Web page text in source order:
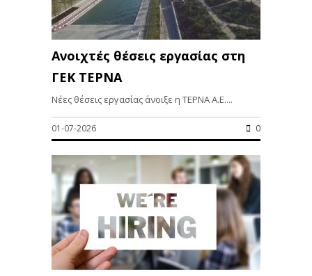
Ανοιχτές θέσεις εργασίας στη
ΓΕΚ ΤΕΡΝΑ
Νέες θέσεις εργασίας άνοιξε η ΤΕΡΝΑ Α.Ε....
01-07-2026 0